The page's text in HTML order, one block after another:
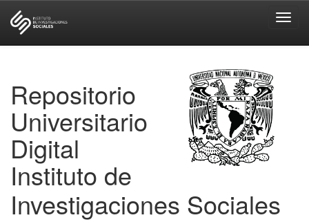
Repositorio
Universitario
Digital
Instituto de
Investigaciones Sociales